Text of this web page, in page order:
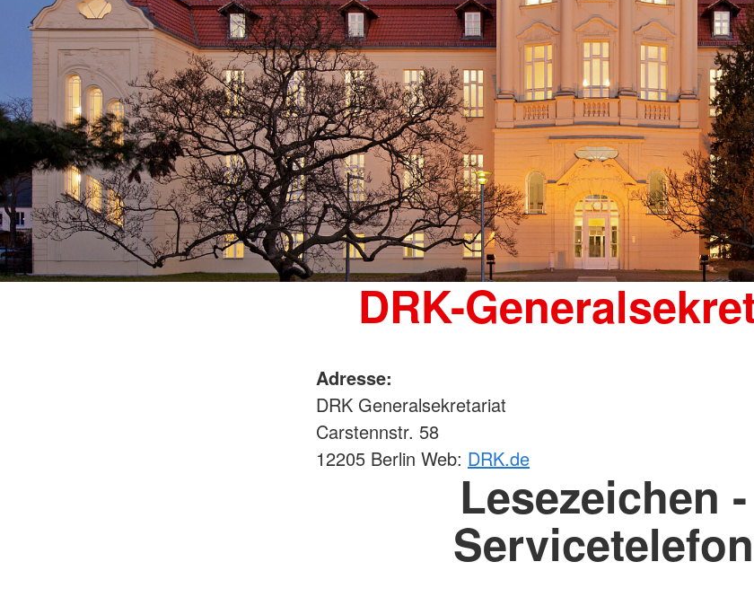
DRK-
Adresse:
DRK Generalsekretariat
Carstennstr. 58
12205 Berlin Web: DRK.de
Lesezeichen -
Servicetelefon